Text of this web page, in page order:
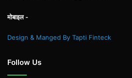
मोबाइल -
Design & Manged By Tapti Finteck
Follow Us